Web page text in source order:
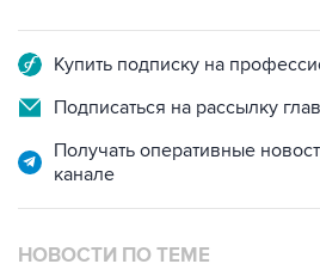
Подписаться на рассылку
Получать оперативные
НОВОСТИ ПО ТЕМЕ
6 августа 15:54